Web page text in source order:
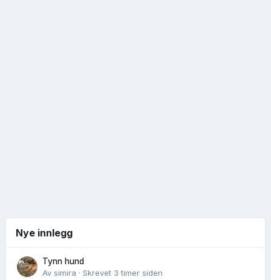
Nye innlegg
Tynn hund
Av simira · Skrevet 3 timer siden